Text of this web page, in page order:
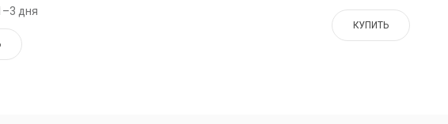
дня
КУПИТЬ